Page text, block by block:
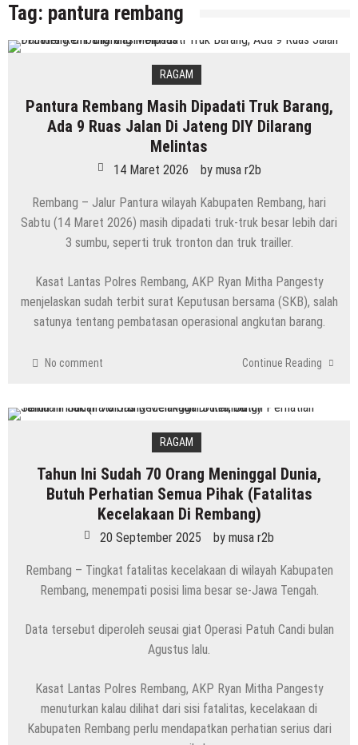
Tag: pantura rembang
RAGAM
Pantura Rembang Masih Dipadati Truk Barang,
Ada 9 Ruas Jalan Di Jateng DIY Dilarang
Melintas
14 Maret 2026 by musa r2b
Rembang – Jalur Pantura wilayah Kabupaten Rembang, hari
Sabtu (14 Maret 2026) masih dipadati truk-truk besar lebih dari
3 sumbu, seperti truk tronton dan truk trailler.
Kasat Lantas Polres Rembang, AKP Ryan Mitha Pangesty
menjelaskan sudah terbit surat Keputusan bersama (SKB), salah
satunya tentang pembatasan operasional angkutan barang.
No comment Continue Reading
RAGAM
Tahun Ini Sudah 70 Orang Meninggal Dunia,
Butuh Perhatian Semua Pihak (Fatalitas
Kecelakaan Di Rembang)
20 September 2025 by musa r2b
Rembang – Tingkat fatalitas kecelakaan di wilayah Kabupaten
Rembang, menempati posisi lima besar se-Jawa Tengah.
Data tersebut diperoleh seusai giat Operasi Patuh Candi bulan
Agustus lalu.
Kasat Lantas Polres Rembang, AKP Ryan Mitha Pangesty
menuturkan kalau dilihat dari sisi fatalitas, kecelakaan di
Kabupaten Rembang perlu mendapatkan perhatian serius dari